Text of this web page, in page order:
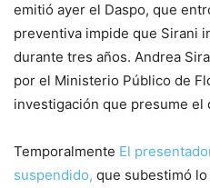
emitió ayer el Daspo, que
preventiva impide que Sirani
durante tres años. Andrea
por el Ministerio Público de
investigación que presume el
Temporalmente El
suspendido, que subestimó